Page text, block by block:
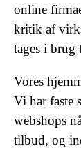
online
kritik af
tages i brug
Vores
Vi har faste
webshops
tilbud, og